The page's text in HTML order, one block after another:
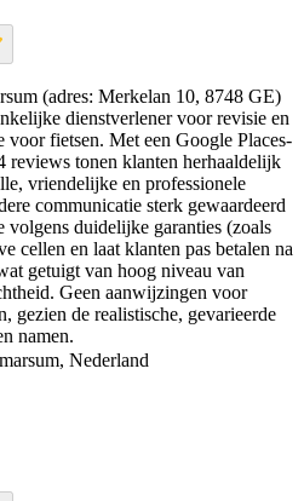
(adres: Merkelan 10, 8748 GE)
dienstverlener voor revisie en
voor fietsen. Met een Google Places-
reviews tonen klanten herhaaldelijk
vriendelijke en professionele
communicatie sterk gewaardeerd
duidelijke garanties (zoals
cellen en laat klanten pas betalen na
getuigt van hoog niveau van
Geen aanwijzingen voor
gezien de realistische, gevarieerde
namen.
Nederland